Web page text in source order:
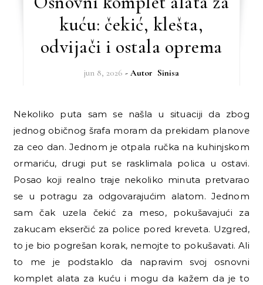
kuću: čekić, klešta,
odvijači i ostala oprema
jun 8, 2026 - Autor Sinisa
Nekoliko puta sam se našla u situaciji da zbog
jednog običnog šrafa moram da prekidam planove
za ceo dan. Jednom je otpala ručka na kuhinjskom
ormariću, drugi put se rasklimala polica u ostavi.
Posao koji realno traje nekoliko minuta pretvarao
se u potragu za odgovarajućim alatom. Jednom
sam čak uzela čekić za meso, pokušavajući za
zakucam ekserčić za police pored kreveta. Uzgred,
to je bio pogrešan korak, nemojte to pokušavati. Ali
to me je podstaklo da napravim svoj osnovni
komplet alata za kuću i mogu da kažem da je to